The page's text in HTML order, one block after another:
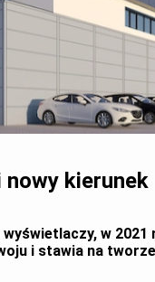
kierunek
w 2021
i stawia na